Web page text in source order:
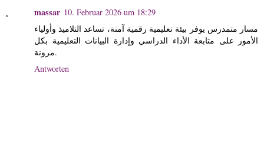
massar 10. Februar 2026 um 18:29
مسار متمدرس يوفر بيئة تعليمية رقمية آمنة، تساعد التلاميذ وأولياء
الأمور على متابعة الأداء الدراسي وإدارة البيانات التعليمية بكل
مرونة.
Antworten